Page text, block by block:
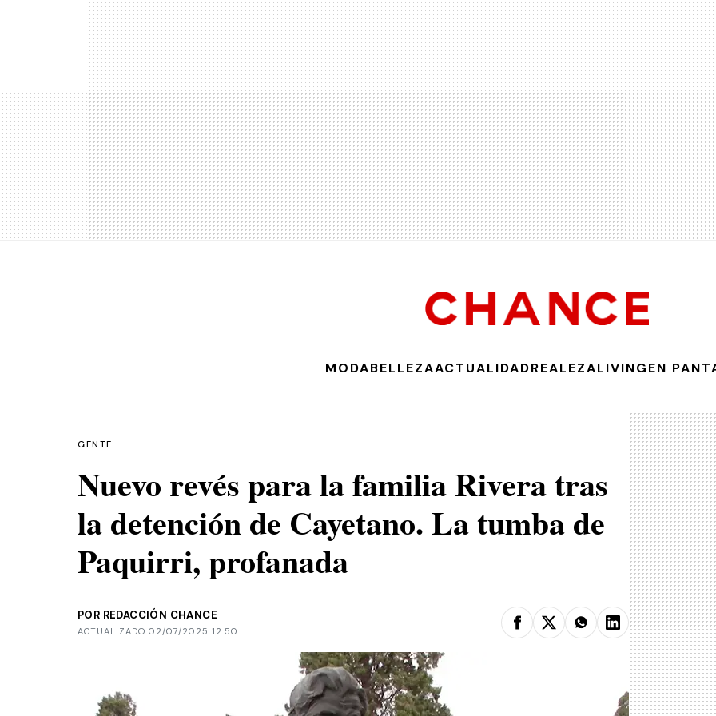
MODABELLEZAACTUALIDADREALEZALIVINGEN
GENTE
Nuevo revés para la familia Rivera tras
la detención de Cayetano. La tumba de
Paquirri, profanada
POR REDACCIÓN CHANCE
ACTUALIZADO 02/07/2025 12:50